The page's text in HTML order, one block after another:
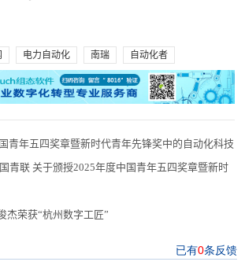
电力自动化 南瑞 自动化者
青年五四奖章暨新时代青年先锋奖中的自动化科技
青联 关于颁授2025年度中国青年五四奖章暨新时
杰荣获“杭州数字工匠”